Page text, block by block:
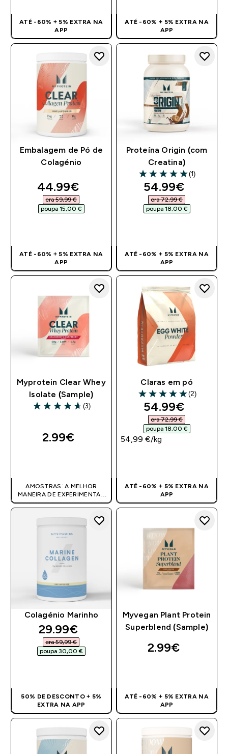
ATÉ -60% + 5% EXTRA NA
APP
ATÉ -60% + 5% EXTRA NA
APP
Embalagem de Pó de
Colagénio
discounted price
44.99€‎
era 59,99 €‎
poupa 15,00 €‎
ATÉ -60% + 5% EXTRA NA
APP
Proteína Origin (com
Creatina)
5 out of 5 stars
(1)
discounted
54.99€‎
era 72,99 €‎
poupa 18,00 €‎
ATÉ -60% + 5% EXTRA NA
APP
Myprotein Clear Whey
Isolate (Sample)
4.67 out of 5 stars
(3)
2.99€‎
AMOSTRAS: A MELHOR
MANEIRA DE EXPERIMENTAR
OS NOSSOS PRODUTOS
Claras em pó
5 out of 5 stars
(2)
discounted
54.99€‎
era 72,99 €‎
poupa 18,00 €‎
54,99 €‎/kg
ATÉ -60% + 5% EXTRA NA
APP
Colagénio Marinho
discounted price
29.99€‎
era 59,99 €‎
poupa 30,00 €‎
50% DE DESCONTO + 5%
EXTRA NA APP
Myvegan Plant Protein
Superblend (Sample)
2.99€‎
ATÉ -60% + 5% EXTRA NA
APP